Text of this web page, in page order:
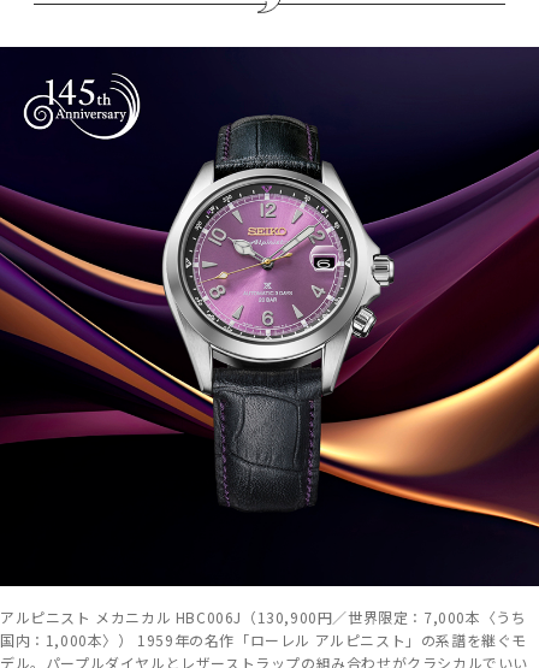
アルピニスト メカニカル HBC006J（130,900円／世界限定：7,000本〈うち
国内：1,000本〉） 1959年の名作「ローレル アルピニスト」の系譜を継ぐモ
デル。パープルダイヤルとレザーストラップの組み合わせがクラシカルでいい